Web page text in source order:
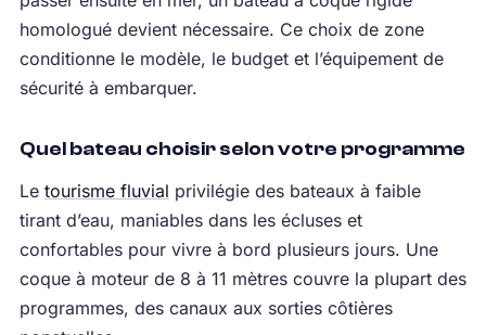
homologué devient nécessaire. Ce choix de zone
conditionne le modèle, le budget et l’équipement de
sécurité à embarquer.
Quel bateau choisir selon votre programme
Le tourisme fluvial privilégie des bateaux à faible
tirant d’eau, maniables dans les écluses et
confortables pour vivre à bord plusieurs jours. Une
coque à moteur de 8 à 11 mètres couvre la plupart des
programmes, des canaux aux sorties côtières